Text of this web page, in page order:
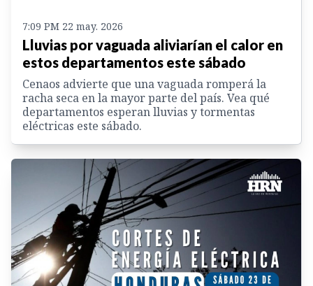
7:09 PM 22 may. 2026
Lluvias por vaguada aliviarían el calor en
estos departamentos este sábado
Cenaos advierte que una vaguada romperá la
racha seca en la mayor parte del país. Vea qué
departamentos esperan lluvias y tormentas
eléctricas este sábado.